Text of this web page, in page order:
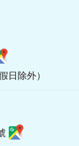
日除外）